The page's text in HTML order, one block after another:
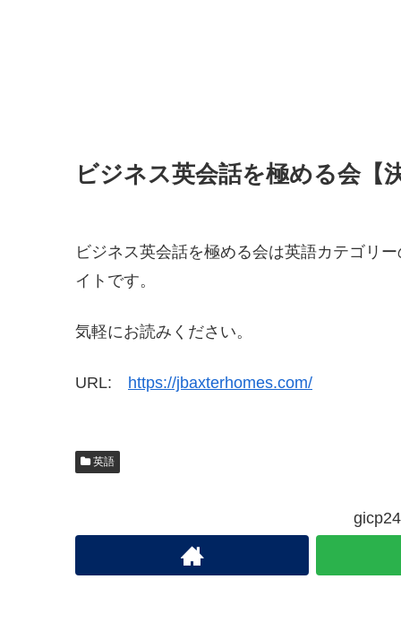
ビジネス英会話を極める会【
ビジネス英会話を極める会は英語カテゴリ
イトです。
気軽にお読みください。
URL: https://jbaxterhomes.com/
英語